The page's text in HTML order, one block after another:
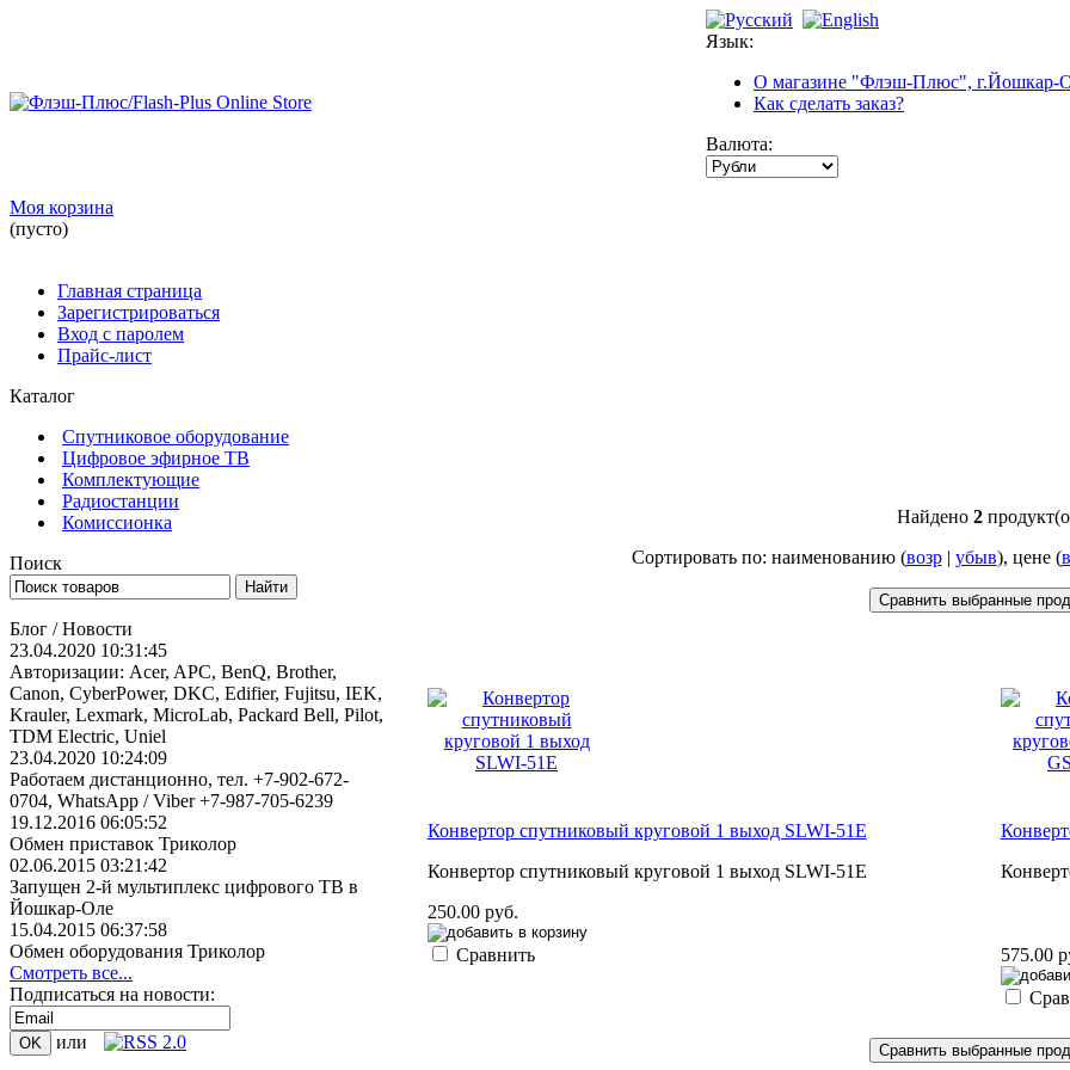
Язык:
О магазине "Флэш-Плюс", г.Йошкар-
Как сделать заказ?
Валюта:
Моя корзина
(пусто)
Главная страница
Зарегистрироваться
Вход с паролем
Прайс-лист
Каталог
Спутниковое оборудование
Цифровое эфирное ТВ
Комплектующие
Радиостанции
Комиссионка
Поиск
Блог / Новости
23.04.2020 10:31:45
Авторизации: Acer, APC, BenQ, Brother,
Canon, CyberPower, DKC, Edifier, Fujitsu, IEK,
Krauler, Lexmark, MicroLab, Packard Bell, Pilot,
TDM Electric, Uniel
23.04.2020 10:24:09
Работаем дистанционно, тел. +7-902-672-
0704, WhatsApp / Viber +7-987-705-6239
19.12.2016 06:05:52
Обмен приставок Триколор
02.06.2015 03:21:42
Запущен 2-й мультиплекс цифрового ТВ в
Йошкар-Оле
15.04.2015 06:37:58
Обмен оборудования Триколор
Смотреть все...
Подписаться на новости:
или
Найдено 2
Сортировать по: наименованию (возр| убыв), цене (
Конвертор спутниковый круговой 1 выход SLWI-51E
Конвертор спутниковый круговой 1 выход SLWI-51E
250.00 руб.
Сравнить 575.00